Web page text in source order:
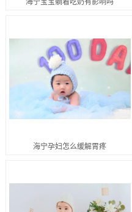
海宁孕妇怎么缓解胃疼